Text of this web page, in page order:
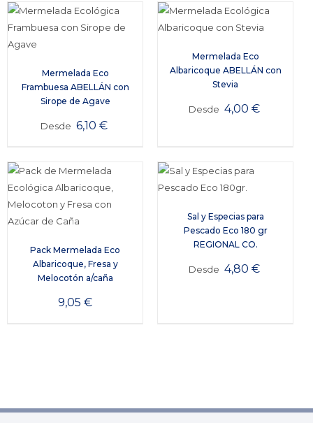
Mermelada Eco
Frambuesa ABELLÁN con
Sirope de Agave
Desde 6,10 €
Mermelada Eco
Albaricoque ABELLÁN con
Stevia
Desde 4,00 €
Pack Mermelada Eco
Albaricoque, Fresa y
Melocotón a/caña
9,05€
Sal y Especias para
Pescado Eco 180 gr
REGIONAL CO.
Desde 4,80 €